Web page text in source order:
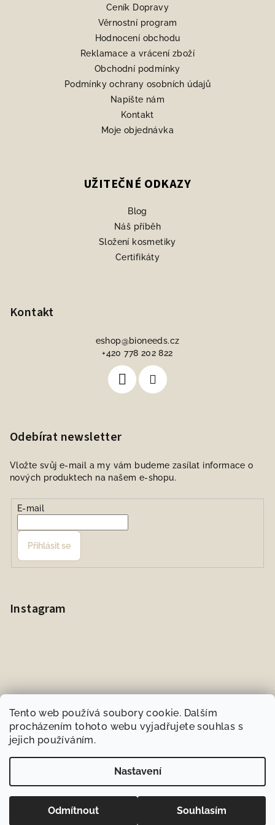
Tento web používá soubory cookie. Dalším
procházením tohoto webu vyjadřujete souhlas s
jejich používáním.
Nastavení
Odmítnout Souhlasím
Ceník Dopravy
Věrnostní program
Hodnocení obchodu
Reklamace a vrácení zboží
Obchodní podmínky
Podmínky ochrany osobních údajů
Napište nám
Kontakt
Moje objednávka
UŽITEČNÉ ODKAZY
Blog
Náš příběh
Složení kosmetiky
Certifikáty
Kontakt
eshop@bioneeds.cz
+420 778 202 822
Odebírat newsletter
Vložte svůj e-mail a my vám budeme zasílat informace o
nových produktech na našem e-shopu.
E-mail
Přihlásit se
Instagram
Sledovat na Instagramu
BIOneeds.cz